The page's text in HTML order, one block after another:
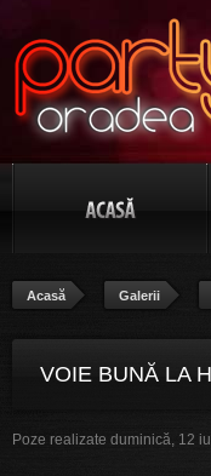
Acasă Galerii
VOIE BUNĂ LA
Poze realizate duminică, 12